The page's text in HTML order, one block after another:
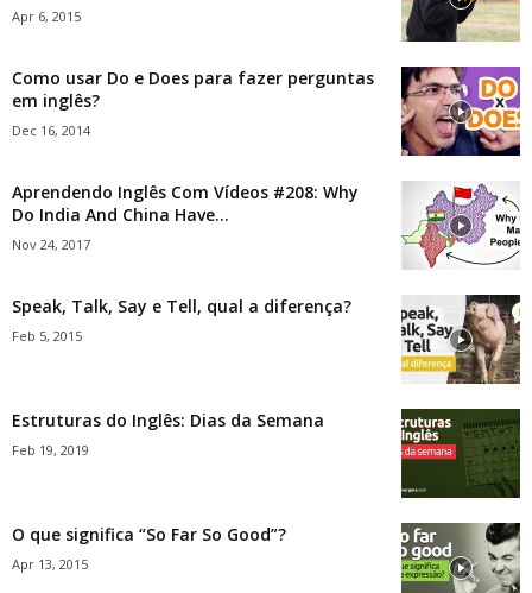
Apr 6, 2015
Como usar Do e Does para fazer perguntas
em inglês?
Dec 16, 2014
Aprendendo Inglês Com Vídeos #208: Why
Do India And China Have...
Nov 24, 2017
Speak, Talk, Say e Tell, qual a diferença?
Feb 5, 2015
Estruturas do Inglês: Dias da Semana
Feb 19, 2019
O que significa “So Far So Good”?
Apr 13, 2015